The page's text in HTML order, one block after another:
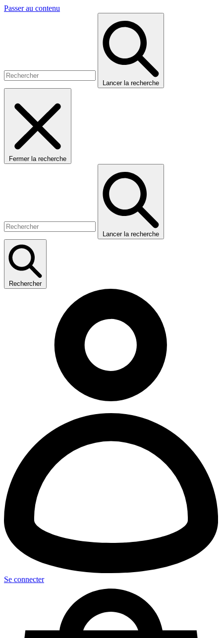
Passer au contenu
Lancer la recherche
Fermer la recherche
Lancer la recherche
Rechercher
Se connecter